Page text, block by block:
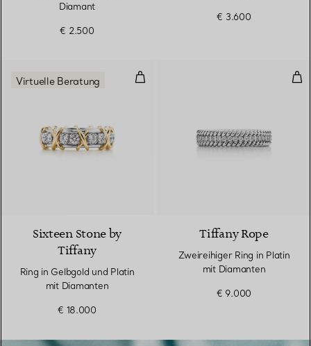
Diamant
€ 2.500
€ 3.600
Ring in Gelbgold und Platin mit
Virtuelle Beratung
Sixteen Stone by
Tiffany
Ring in Gelbgold und Platin
mit Diamanten
€ 18.000
Tiffany Rope
Zweireihiger Ring in Platin
mit Diamanten
€ 9.000